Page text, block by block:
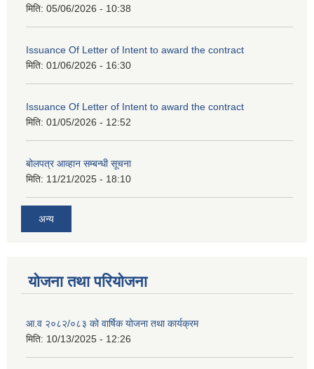
मिति: 05/06/2026 - 10:38
Issuance Of Letter of Intent to award the contract
मिति: 01/06/2026 - 16:30
Issuance Of Letter of Intent to award the contract
मिति: 01/05/2026 - 12:52
बोलपत्र आव्हान सम्बन्धी सूचना
मिति: 11/21/2025 - 18:10
अन्य
योजना तथा परियोजना
आ.व २०८२/०८३ को वार्षिक योजना तथा कार्यक्रम
मिति: 10/13/2025 - 12:26